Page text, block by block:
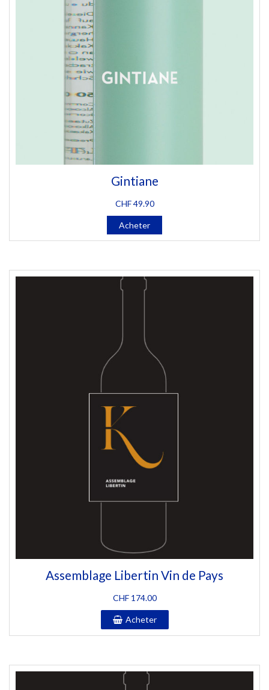
Gintiane
CHF49.90
Acheter
Assemblage Libertin Vin de Pays
CHF174.00
Acheter